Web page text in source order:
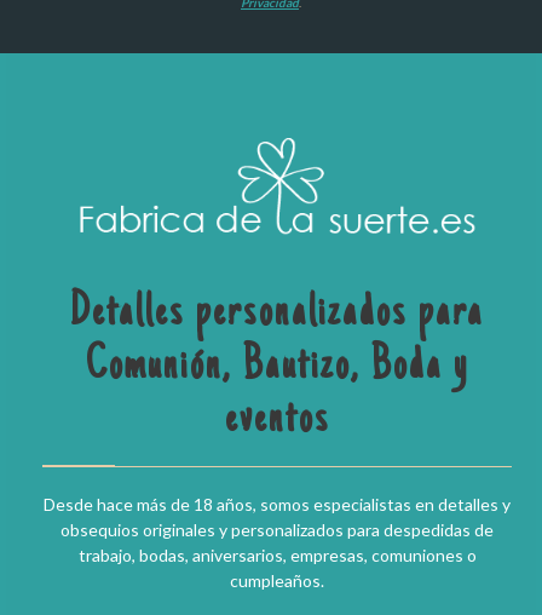
Detalles personalizados para
Comunión, Bautizo, Boda y
eventos
Desde hace más de 18 años, somos especialistas en detalles y
obsequios originales y personalizados para despedidas de
trabajo, bodas, aniversarios, empresas, comuniones o
cumpleaños.